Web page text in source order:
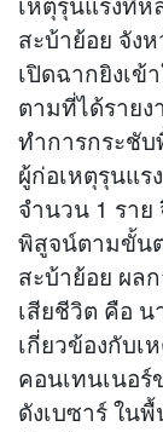
สะบ้าย้อย จัง
เปิดฉากยิงเข้
ตามที่ได้ราย
ทำการกระชั
ผู้ก่อเหตุรุนแร
จำนวน 1 รา
พิสูจน์ตามขั้น
สะบ้าย้อย ผล
เสียชีวิต คือ
เกี่ยวข้องกับเ
คอนเทนเนอ
ดังเบซาร์ ใน